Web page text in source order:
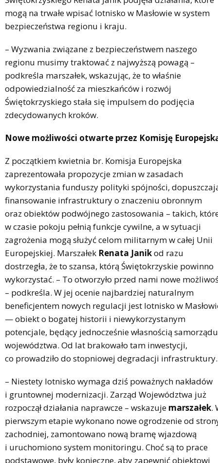
mogą na trwałe wpisać lotnisko w Masłowie w system
bezpieczeństwa regionu i kraju.
– Wyzwania związane z bezpieczeństwem naszego
regionu musimy traktować z najwyższą powagą –
podkreśla marszałek, wskazując, że to właśnie
odpowiedzialność za mieszkańców i rozwój
Świętokrzyskiego stała się impulsem do podjęcia
zdecydowanych kroków.
Nowe możliwości otwarte przez Komisję
Z początkiem kwietnia br. Komisja Europejska
zaprezentowała propozycje zmian w zasadach
wykorzystania funduszy polityki spójności,
finansowanie infrastruktury o znaczeniu obronnym
oraz obiektów podwójnego zastosowania – takich,
w czasie pokoju pełnią funkcje cywilne, a w sytuacji
zagrożenia mogą służyć celom militarnym w całej Unii
Europejskiej. Marszałek Renata Janikod razu
dostrzegła, że to szansa, którą Świętokrzyskie powinno
wykorzystać. – To otworzyło przed nami nowe
– podkreśla. W jej ocenie najbardziej naturalnym
beneficjentem nowych regulacji jest lotnisko w
— obiekt o bogatej historii i niewykorzystanym
potencjale, będący jednocześnie własnością samorządu
województwa. Od lat brakowało tam inwestycji,
co prowadziło do stopniowej degradacji infrastruktury.
– Niestety lotnisko wymaga dziś poważnych nakładów
i gruntownej modernizacji. Zarząd Województwa już
rozpoczął działania naprawcze – wskazuje marszałek.
pierwszym etapie wykonano nowe ogrodzenie od
zachodniej, zamontowano nową bramę wjazdową
i uruchomiono system monitoringu. Choć są to prace
podstawowe, były konieczne, aby zapewnić obiektowi